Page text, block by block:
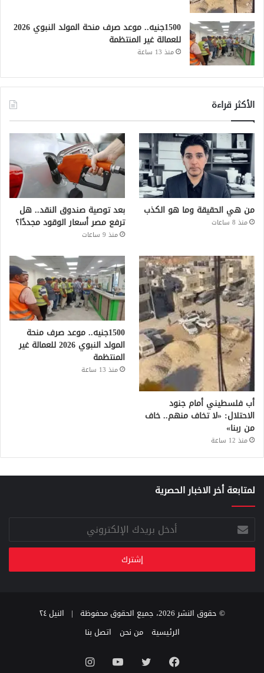
1500جنيه.. موعد صرف منحة المولد النبوي 2026
للعمالة غير المنتظمة
منذ 13 ساعة
الأكثر قراءة
من هي الحقيقة وما هو الكذب
منذ 8 ساعات
بعد توصية صندوق النقد.. هل
ترفع مصر أسعار الوقود مجددًا؟
منذ 9 ساعات
أب فلسطيني أمام جنود
الاحتلال: «لا تخاف منهم.. خاف
من ربنا»
منذ 12 ساعة
1500جنيه.. موعد صرف منحة
المولد النبوي 2026 للعمالة غير
المنتظمة
منذ 13 ساعة
لمتابعة أخر الاخبار الحصرية
أدخل
بريدك
الإلكتروني
© حقوق النشر 2026، جميع الحقوق محفوظة |
النيل ٢٤
الرئيسية
من نحن اتصل بنا
فيسبوك تويتر يوتيوب